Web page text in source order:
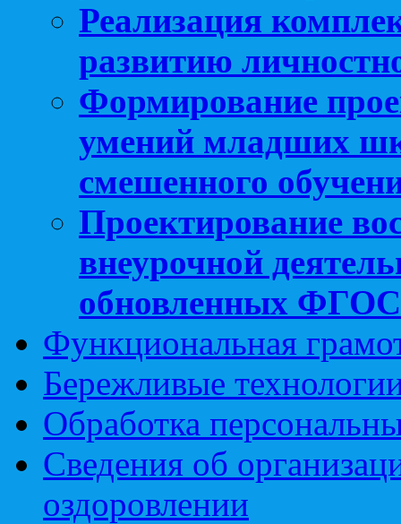
Реализация
развитию
Формирование
умений младших
смешенного
Проектирование
внеурочной
обновленных
Функциональная
Бережливые
Обработка
Сведения об
оздоровлении